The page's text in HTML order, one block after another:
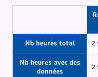
Nb heures total 2
Nb heures avec des
données
2